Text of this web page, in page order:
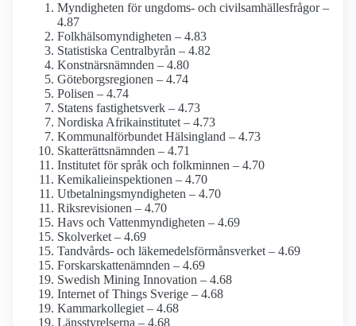
Myndigheten för ungdoms- och civilsamhälles­frågor –
4.87
Folkhälso­myndigheten – 4.83
Statistiska Centralbyrån – 4.82
Konstnärs­nämnden – 4.80
Göteborgs­regionen – 4.74
Polisen – 4.74
Statens fastighetsverk – 4.73
Nordiska Afrika­institutet – 4.73
Kommunalförbundet Hälsingland – 4.73
Skatterätts­nämnden – 4.71
Institutet för språk och folkminnen – 4.70
Kemikalie­inspektionen – 4.70
Utbetalningsmyndigheten – 4.70
Riksrevisionen – 4.70
Havs och Vatten­myndigheten – 4.69
Skolverket – 4.69
Tandvårds- och läkemedels­förmåns­verket – 4.69
Forskarskatte­nämnden – 4.69
Swedish Mining Innovation – 4.68
Internet of Things Sverige – 4.68
Kammar­kollegiet – 4.68
Länsstyrelserna – 4.68